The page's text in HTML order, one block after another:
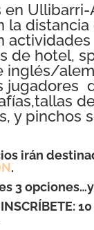
en
la distancia
de hotel,
inglés/
jugadores
y pinchos
irán
.
3